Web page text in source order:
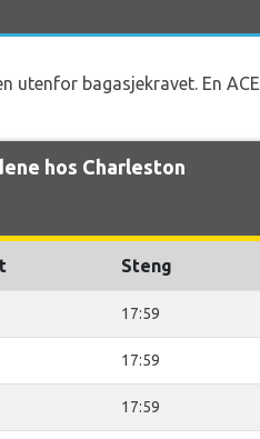
utenfor bagasjekravet. En ACE
hos Charleston
Steng
17:59
17:59
17:59